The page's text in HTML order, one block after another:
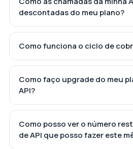
descontadas do meu plano?
Como funciona o ciclo de
Como faço upgrade do meu
API?
Como posso ver o número
de API que posso fazer este